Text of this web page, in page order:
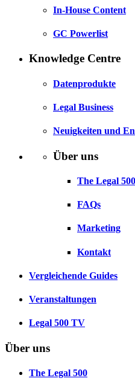
In-House Content
GC Powerlist
Knowledge Centre
Datenprodukte
Legal Business
Neuigkeiten und
Über uns
The Legal 500
FAQs
Marketing
Kontakt
Vergleichende Guides
Veranstaltungen
Legal 500 TV
Über uns
The Legal 500